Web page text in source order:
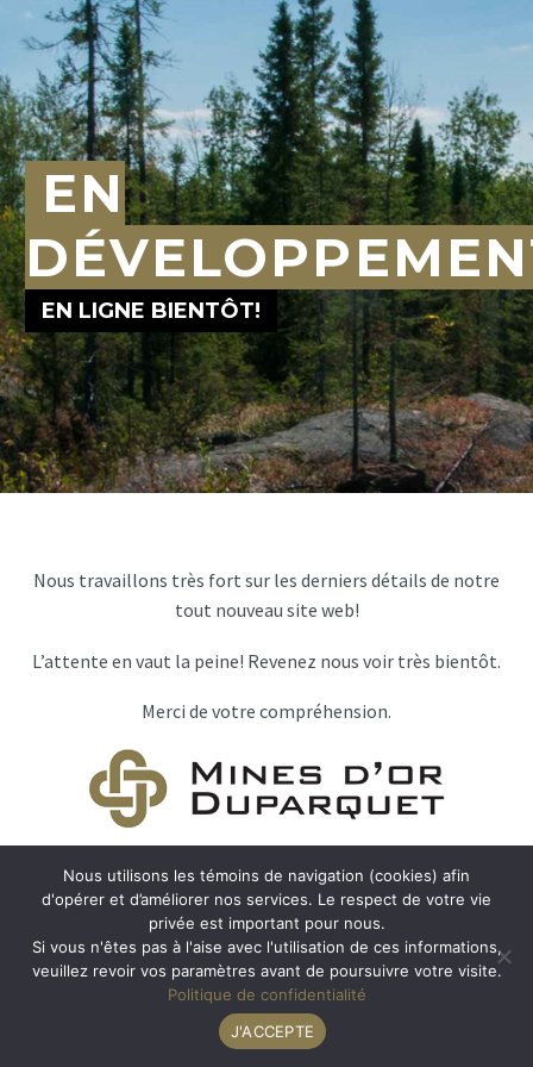
EN
EN LIGNE BIENTÔT!
Nous travaillons très fort sur les derniers détails de notre
tout nouveau site web!
L’attente en vaut la peine! Revenez nous voir très bientôt.
Merci de votre compréhension.
Nous utilisons les témoins de navigation (cookies) afin
d'opérer et d’améliorer nos services. Le respect de votre vie
privée est important pour nous.
Si vous n'êtes pas à l'aise avec l'utilisation de ces informations,
veuillez revoir vos paramètres avant de poursuivre votre visite.
Politique de confidentialité
J'ACCEPTE